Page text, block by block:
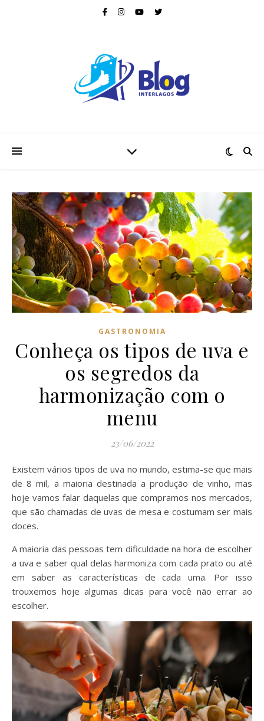
GASTRONOMIA
Conheça os tipos de uva e
os segredos da
harmonização com o
menu
23/06/2022
Existem vários tipos de uva no mundo, estima-se que mais
de 8 mil, a maioria destinada a produção de vinho, mas
hoje vamos falar daquelas que compramos nos mercados,
que são chamadas de uvas de mesa e costumam ser mais
doces.
A maioria das pessoas tem dificuldade na hora de escolher
a uva e saber qual delas harmoniza com cada prato ou até
em saber as características de cada uma. Por isso
trouxemos hoje algumas dicas para você não errar ao
escolher.